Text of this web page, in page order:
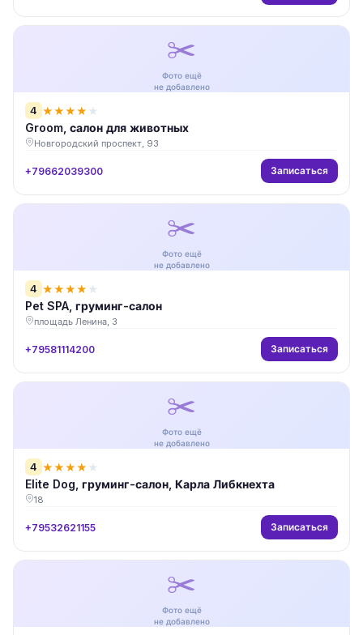
✂️
Фото ещё
не добавлено
4 ★★★★ ★
Groom, салон для животных
Новгородский проспект, 93
+79662039300 Записаться
✂️
Фото ещё
не добавлено
4 ★★★★ ★
Pet SPA, груминг-салон
площадь Ленина, 3
+79581114200 Записаться
✂️
Фото ещё
не добавлено
4 ★★★★ ★
Elite Dog, груминг-салон, Карла Либкнехта
18
+79532621155 Записаться
✂️
Фото ещё
не добавлено